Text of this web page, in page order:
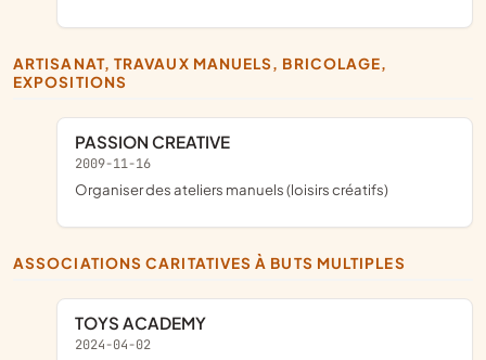
ARTISANAT, TRAVAUX MANUELS, BRICOLAGE,
EXPOSITIONS
PASSION CREATIVE
2009-11-16
organiser des ateliers manuels (loisirs créatifs)
ASSOCIATIONS CARITATIVES À BUTS MULTIPLES
TOYS ACADEMY
2024-04-02